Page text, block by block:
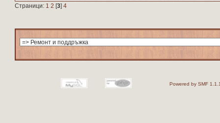
Страници: 1 2 [3] 4
Powered by SMF